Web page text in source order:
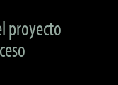
proyecto